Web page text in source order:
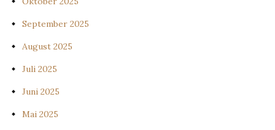
September 2025
August 2025
Juli 2025
Juni 2025
Mai 2025